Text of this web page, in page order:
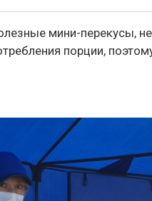
мини-перекусы,
порции,